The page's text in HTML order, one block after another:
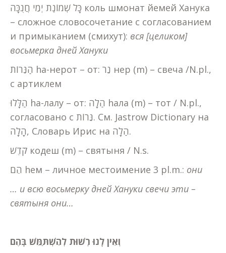
כָּל שְׁמוֹנַת יְמֵי חֲנֻכָּה коль шмонат йемей Ханука
– сложное словосочетание с согласованием
и примыканием (смихут): вся [целиком]
восьмерка дней Хануки
הַנֵּרוֹת hа-нерот – от: נֵר нер (m) – свеча /N.pl.,
с артиклем
הַלָּלוּ hа-лалу – от: הַלָה hала (m) – тот / N.pl.,
согласовано с נֵּרוֹת. См. Jastrow Dictionary на
הָלָה, Словарь Ирис на הַלָה.
קֹדֶשׁ кодеш (m) – святыня / N.s.
הֵם hем – личное местоимение 3 pl.m.: они
… и всю восьмерку дней Хануки свечи эти –
святыня они…
וְאֵין לָנוּ רְשׁוּת לְהִשְׁתַּמֵּשׁ בָּהֶם